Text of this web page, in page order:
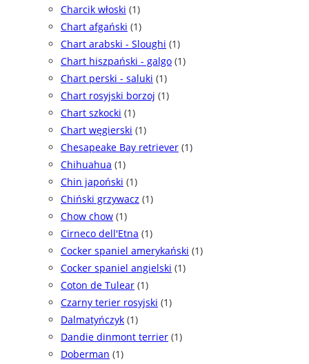
Charcik włoski (1)
Chart afgański (1)
Chart arabski - Sloughi (1)
Chart hiszpański - galgo (1)
Chart perski - saluki (1)
Chart rosyjski borzoj (1)
Chart szkocki (1)
Chart węgierski (1)
Chesapeake Bay retriever (1)
Chihuahua (1)
Chin japoński (1)
Chiński grzywacz (1)
Chow chow (1)
Cirneco dell'Etna (1)
Cocker spaniel amerykański (1)
Cocker spaniel angielski (1)
Coton de Tulear (1)
Czarny terier rosyjski (1)
Dalmatyńczyk (1)
Dandie dinmont terrier (1)
Doberman (1)